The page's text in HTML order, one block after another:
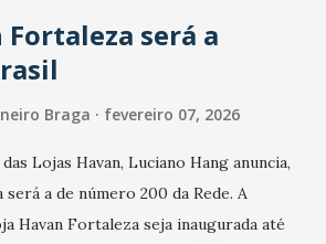
Fortaleza será a
Braga fevereiro 07, 2026
Lojas Havan, Luciano Hang anuncia,
a de número 200 da Rede. A
Havan Fortaleza seja inaugurada até